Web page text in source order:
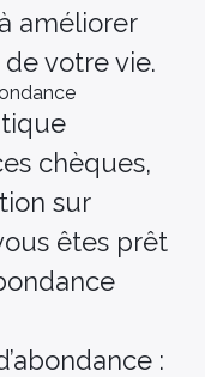
améliorer
votre vie.
chèques,
sur
êtes prêt
: